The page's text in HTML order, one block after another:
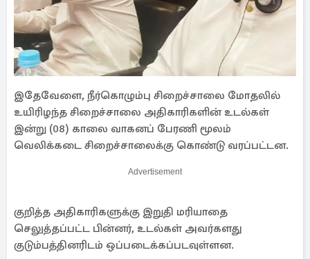
இதேவேளை, நீர்கொழும்பு சிறைச்சாலை மோதலில்
உயிரிழந்த சிறைச்சாலை அதிகாரிகளின் உடல்கள்
இன்று (08) காலை வாகனப் பேரணி மூலம்
வெலிக்கடை சிறைச்சாலைக்கு கொண்டு வரப்பட்டன.
Advertisement
குறித்த அதிகாரிகளுக்கு இறுதி மரியாதை
செலுத்தப்பட்ட பின்னர், உடல்கள் அவர்களது
குடும்பத்தினரிடம் ஒப்படைக்கப்படவுள்ளன.